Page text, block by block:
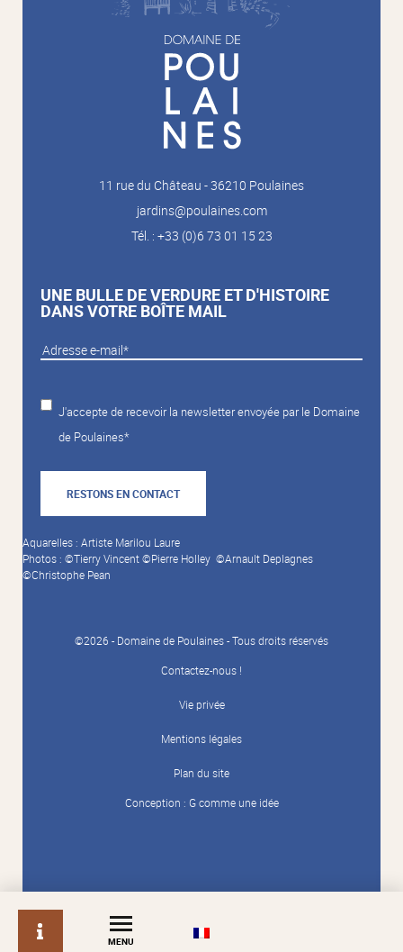
info
MENU
11 rue du Château - 36210 Poulaines
jardins@poulaines.com
Tél. : +33 (0)6 73 01 15 23
UNE BULLE DE VERDURE ET D'HISTOIRE
DANS VOTRE BOÎTE MAIL
J'accepte de recevoir la newsletter envoyée par le Domaine
de Poulaines*
RESTONS EN CONTACT
Aquarelles : Artiste Marilou Laure
Photos : ©Tierry Vincent ©Pierre Holley ©Arnault Deplagnes
©Christophe Pean
©2026 - Domaine de Poulaines - Tous droits réservés
Contactez-nous !
Vie privée
Mentions légales
Plan du site
Conception : G comme une idée